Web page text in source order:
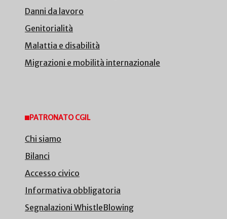
Danni da lavoro
Genitorialità
Malattia e disabilità
Migrazioni e mobilità internazionale
PATRONATO CGIL
Chi siamo
Bilanci
Accesso civico
Informativa obbligatoria
Segnalazioni WhistleBlowing